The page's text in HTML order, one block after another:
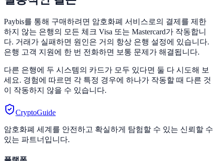
Paybis를 통해 구매하려면 암호화폐 서비스로의 결제를 제한
하지 않는 은행의 모든 체크 Visa 또는 Mastercard가 작동합니
다. 거래가 실패하면 원인은 거의 항상 은행 설정에 있습니다.
은행 고객 지원에 한 번 전화하면 보통 문제가 해결됩니다.
다른 은행에 두 시스템의 카드가 모두 있다면 둘 다 시도해 보
세요. 경험에 따르면 각 특정 경우에 하나가 작동할 때 다른 것
이 작동하지 않을 수 있습니다.
CryptoGuide
암호화폐 세계를 안전하고 확실하게 탐험할 수 있는 신뢰할 수
있는 파트너입니다.